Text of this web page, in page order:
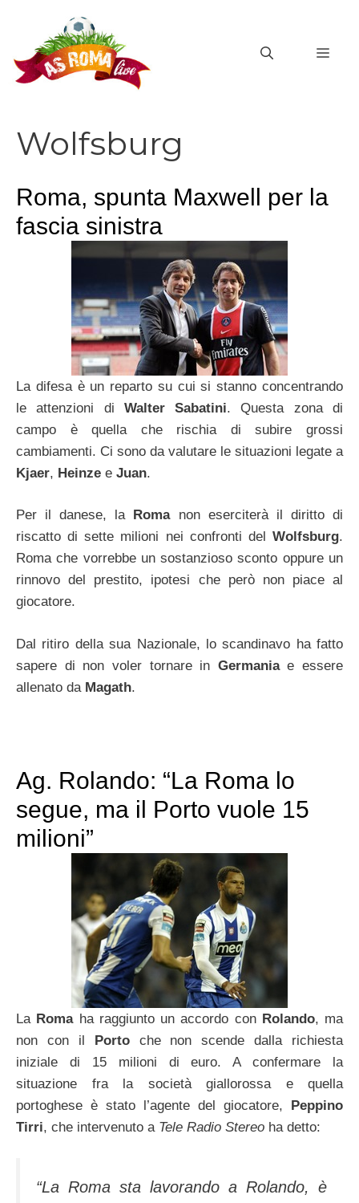
contenuto
Wolfsburg
Roma, spunta Maxwell per la
fascia sinistra
La difesa è un reparto su cui si stanno concentrando
le attenzioni di Walter Sabatini. Questa zona di
campo è quella che rischia di subire grossi
cambiamenti. Ci sono da valutare le situazioni legate a
Kjaer, Heinze e Juan.
Per il danese, la Romanon eserciterà il diritto di
riscatto di sette milioni nei confronti del Wolfsburg.
Roma che vorrebbe un sostanzioso sconto oppure un
rinnovo del prestito, ipotesi che però non piace al
giocatore.
Dal ritiro della sua Nazionale, lo scandinavo ha fatto
sapere di non voler tornare in Germaniae essere
allenato da Magath.
Ag. Rolando: “La Roma lo
segue, ma il Porto vuole 15
milioni”
La Romaha raggiunto un accordo con Rolando, ma
non con il Portoche non scende dalla richiesta
iniziale di 15 milioni di euro. A confermare la
situazione fra la società giallorossa e quella
portoghese è stato l’agente del giocatore, Peppino
Tirri, che intervenuto a Tele Radio Stereo ha detto:
“La Roma sta lavorando a Rolando, è